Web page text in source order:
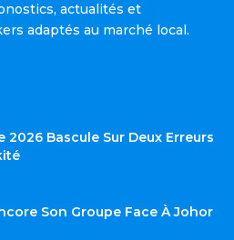
actualités et
adaptés au marché local.
2026 Bascule Sur Deux Erreurs
Son Groupe Face À Johor